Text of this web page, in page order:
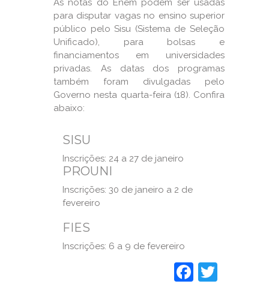
para disputar vagas no ensino superior
público pelo Sisu (Sistema de Seleção
Unificado), para bolsas e
financiamentos em universidades
privadas. As datas dos programas
também foram divulgadas pelo
Governo nesta quarta-feira (18). Confira
abaixo:
SISU
Inscrições: 24 a 27 de janeiro
PROUNI
Inscrições: 30 de janeiro a 2 de
fevereiro
FIES
Inscrições: 6 a 9 de fevereiro